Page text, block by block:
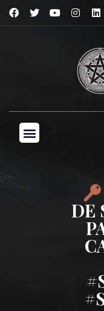
DE